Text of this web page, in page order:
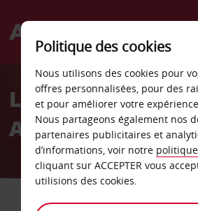
Welcome
AvisLocation de
Aéroport de
Politique des cookies
Nous utilisons des cookies pour
offres personnalisées, pour des
et pour améliorer votre
Nous partageons également nos
partenaires publicitaires et
d’informations, voir notre
cliquant sur ACCEPTER vous
utilisions des cookies.